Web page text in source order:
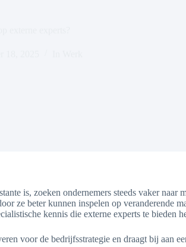
is, zoeken ondernemers steeds vaker
ze beter kunnen inspelen op veranderende
kennis die externe experts te bieden
voor de bedrijfsstrategie en draagt bij aan